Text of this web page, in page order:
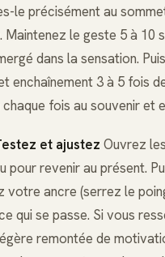
le précisément au
Maintenez le geste 5 à 10
dans la sensation.
enchaînement 3 à 5 fois
fois au souvenir et
et ajustez Ouvrez
pour revenir au présent.
votre ancre (serrez le
qui se passe. Si vous
remontée de